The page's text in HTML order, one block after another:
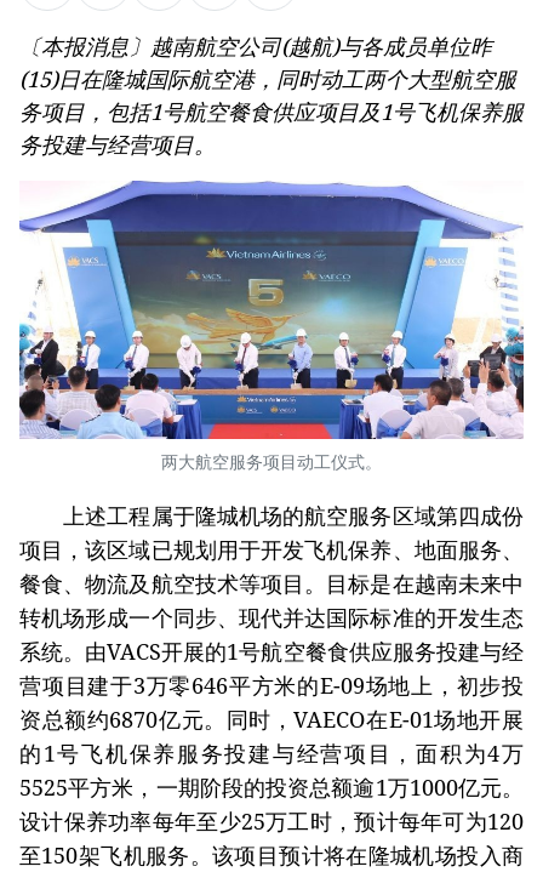
〔本报消息〕越南航空公司(越航)与各成员单位昨
(15)日在隆城国际航空港，同时动工两个大型航空服
务项目，包括1号航空餐食供应项目及1号飞机保养服
务投建与经营项目。
两大航空服务项目动工仪式。
上述工程属于隆城机场的航空服务区域第四成份
项目，该区域已规划用于开发飞机保养、地面服务、
餐食、物流及航空技术等项目。目标是在越南未来中
转机场形成一个同步、现代并达国际标准的开发生态
系统。由VACS开展的1号航空餐食供应服务投建与经
营项目建于3万零646平方米的E-09场地上，初步投
资总额约6870亿元。同时，VAECO在E-01场地开展
的1号飞机保养服务投建与经营项目，面积为4万
5525平方米，一期阶段的投资总额逾1万1000亿元。
设计保养功率每年至少25万工时，预计每年可为120
至150架飞机服务。该项目预计将在隆城机场投入商